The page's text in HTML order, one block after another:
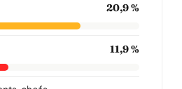
20,9 %
11,9 %